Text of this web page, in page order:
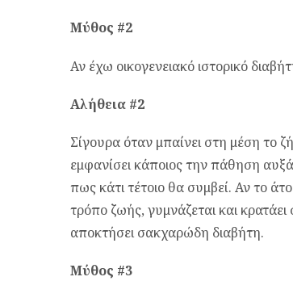
Μύθος #2
Αν έχω οικογενειακό ιστορικό
Αλήθεια #2
Σίγουρα όταν μπαίνει στη μέση το
εμφανίσει κάποιος την πάθηση
πως κάτι τέτοιο θα συμβεί. Αν το
τρόπο ζωής, γυμνάζεται και
αποκτήσει σακχαρώδη διαβήτη.
Μύθος #3